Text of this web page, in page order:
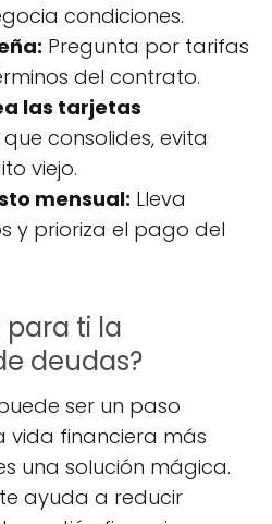
condiciones.
Pregunta por tarifas
del contrato.
las tarjetas
que consolides, evita
viejo.
mensual: Lleva
y prioriza el pago del
para ti la
deudas?
ser un paso
vida financiera más
una solución mágica.
ayuda a reducir